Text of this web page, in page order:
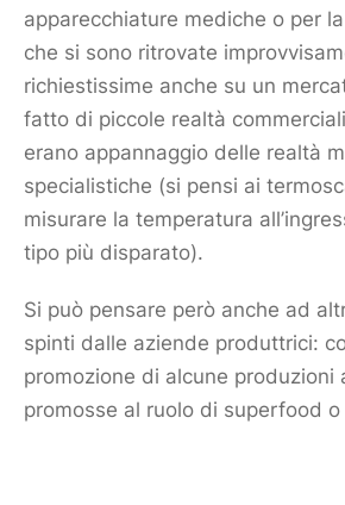
apparecchiature mediche o per
che si sono ritrovate
richiestissime anche su un
fatto di piccole realtà
erano appannaggio delle realtà
specialistiche (si pensi ai
misurare la temperatura
tipo più disparato).
Si può pensare però anche ad
spinti dalle aziende produttrici:
promozione di alcune produzioni
promosse al ruolo di superfood